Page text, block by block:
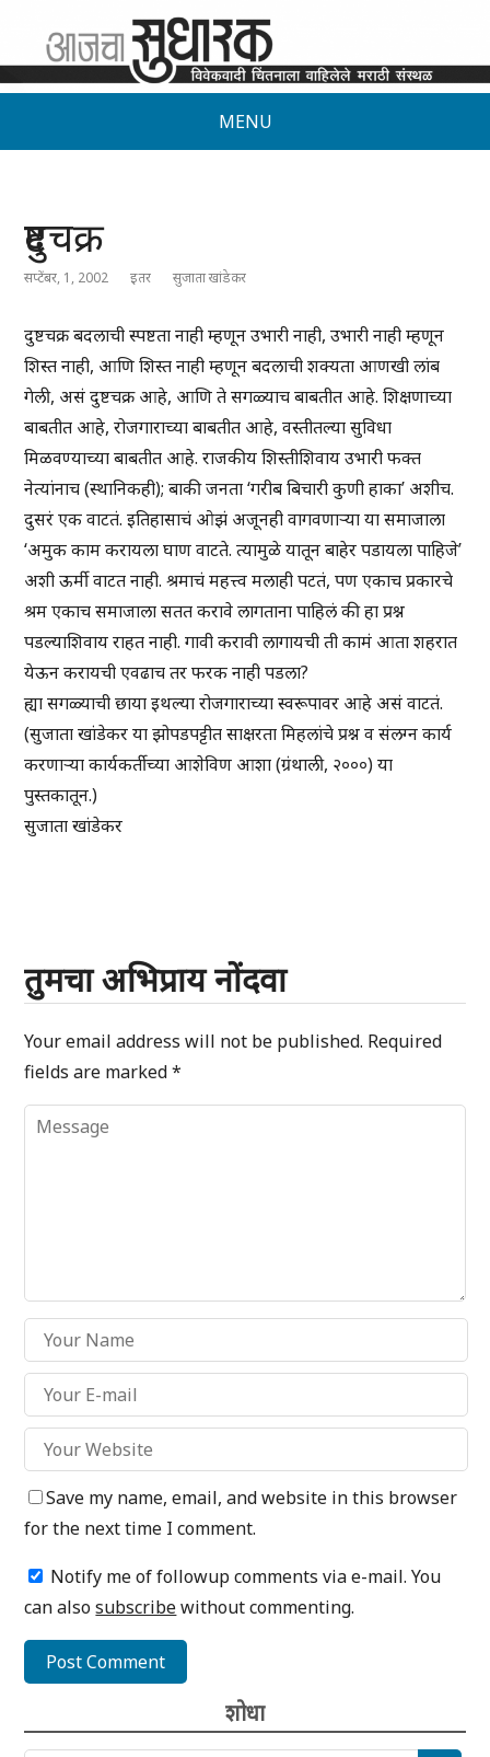
MENU
दुष्टचक्र
सप्टेंबर, 1, 2002 इतर सुजाता खांडेकर
दुष्टचक्र बदलाची स्पष्टता नाही म्हणून उभारी नाही, उभारी नाही म्हणून
शिस्त नाही, आणि शिस्त नाही म्हणून बदलाची शक्यता आणखी लांब
गेली, असं दुष्टचक्र आहे, आणि ते सगळ्याच बाबतीत आहे. शिक्षणाच्या
बाबतीत आहे, रोजगाराच्या बाबतीत आहे, वस्तीतल्या सुविधा
मिळवण्याच्या बाबतीत आहे. राजकीय शिस्तीशिवाय उभारी फक्त
नेत्यांनाच (स्थानिकही); बाकी जनता ‘गरीब बिचारी कुणी हाका’ अशीच.
दुसरं एक वाटतं. इतिहासाचं ओझं अजूनही वागवणाऱ्या या समाजाला
‘अमुक काम करायला घाण वाटते. त्यामुळे यातून बाहेर पडायला पाहिजे’
अशी ऊर्मी वाटत नाही. श्रमाचं महत्त्व मलाही पटतं, पण एकाच प्रकारचे
श्रम एकाच समाजाला सतत करावे लागताना पाहिलं की हा प्रश्न
पडल्याशिवाय राहत नाही. गावी करावी लागायची ती कामं आता शहरात
येऊन करायची एवढाच तर फरक नाही पडला?
ह्या सगळ्याची छाया इथल्या रोजगाराच्या स्वरूपावर आहे असं वाटतं.
(सुजाता खांडेकर या झोपडपट्टीत साक्षरता मिहलांचे प्रश्न व संलग्न कार्य
करणाऱ्या कार्यकर्तीच्या आशेविण आशा (ग्रंथाली, २०००) या
पुस्तकातून.)
सुजाता खांडेकर
तुमचा अभिप्राय नोंदवा
Your email address will not be published. Required
fields are marked*
Save my name, email, and website in this browser
for the next time I comment.
Notify me of followup comments via e-mail. You
can alsosubscribewithout commenting.
शोधा